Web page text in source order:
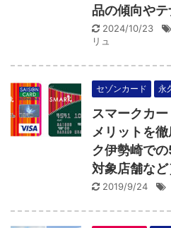
品の傾向や
2024/10/23
リュ
セゾンカード 永
スマークカ
メリットを
ク伊勢崎で
対象店舗など
2019/9/24